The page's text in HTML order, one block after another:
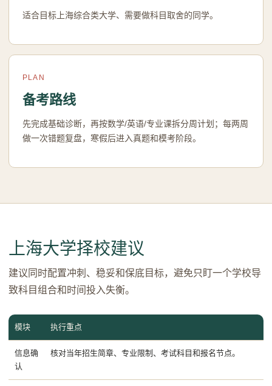
适合目标上海综合类大学、需要做科目取舍的同学。
PLAN
备考路线
先完成基础诊断，再按数学/英语/专业课拆分周计划；每两周
做一次错题复盘，寒假后进入真题和模考阶段。
上海大学择校建议
建议同时配置冲刺、稳妥和保底目标，避免只盯一个学校导
致科目组合和时间投入失衡。
模块 执行重点
信息确
认
核对当年招生简章、专业限制、考试科目和报名节点。